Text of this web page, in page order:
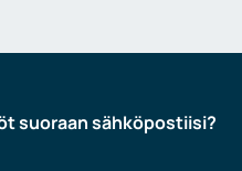
suoraan sähköpostiisi?